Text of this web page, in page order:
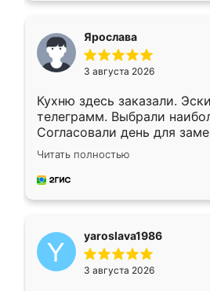
Ярослава
3 августа 2026
Кухню здесь заказали.
телеграмм. Выбрали
Согласовали день для
недели кухня была уже
довольны работой.
мебель за качественную
Читать полностью
yaroslava1986
3 августа 2026